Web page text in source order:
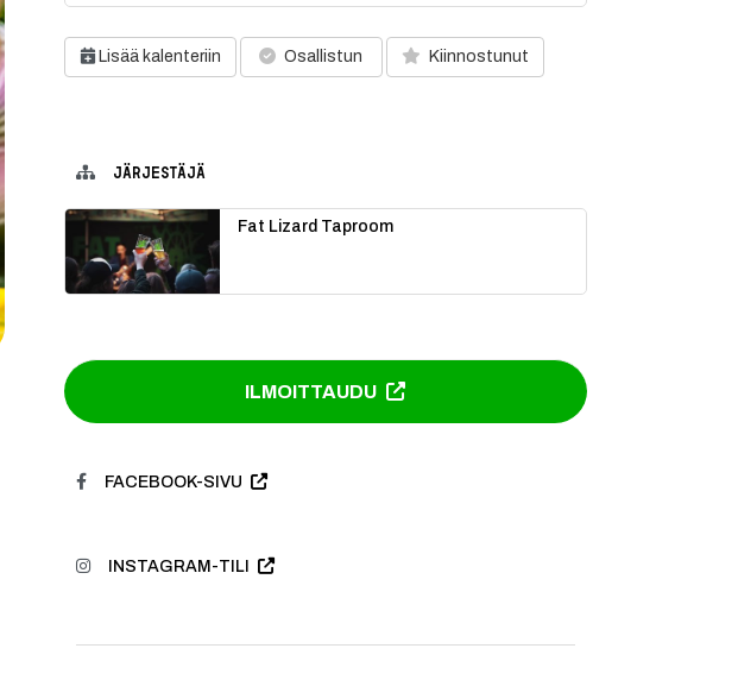
Lisää kalenteriin Osallistun Kiinnostunut
JÄRJESTÄJÄ
Fat Lizard Taproom
ILMOITTAUDU
FACEBOOK-SIVU
INSTAGRAM-TILI